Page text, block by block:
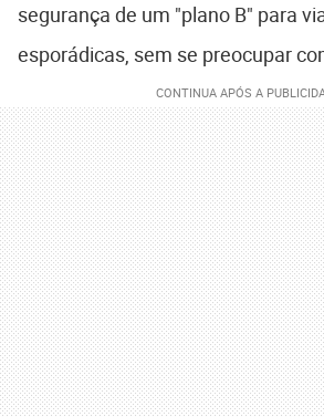
segurança de um "plano B" para
esporádicas, sem se preocupar